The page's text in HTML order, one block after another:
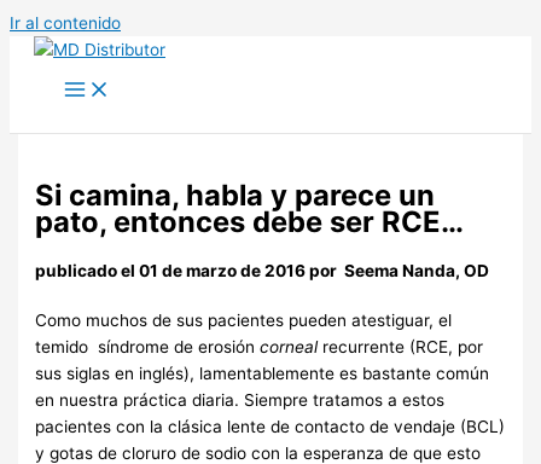
Ir al contenido
Si camina, habla y parece un
pato, entonces debe ser RCE…
publicado el 01 de marzo de 2016 porSeema Nanda, OD
Como muchos de sus pacientes pueden atestiguar, el
temido síndrome de erosióncornealrecurrente (RCE, por
sus siglas en inglés), lamentablemente es bastante común
en nuestra práctica diaria. Siempre tratamos a estos
pacientes con la clásica lente de contacto de vendaje (BCL)
y gotas de cloruro de sodio con la esperanza de que esto